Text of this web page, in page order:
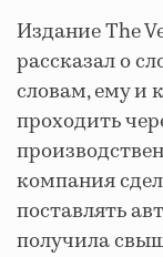
Издание The
рассказал о
словам, ему и
проходить
компания
поставлять
получила